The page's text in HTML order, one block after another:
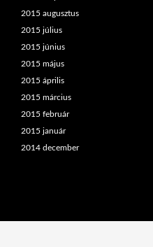
2015 augusztus
2015 július
2015 június
2015 május
2015 április
2015 március
2015 február
2015 január
2014 december